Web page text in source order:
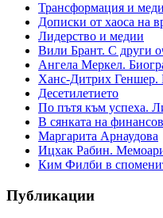
Трансформация и
Дописки от хаоса на
Лидерство и медии
Вили Брант. С други
Ангела Меркел.
Ханс-Дитрих Геншер.
Десетилетието
По пътя към успеха.
В сянката на
Маргарита Арнаудова
Ицхак Рабин.
Ким Филби в
Публикации